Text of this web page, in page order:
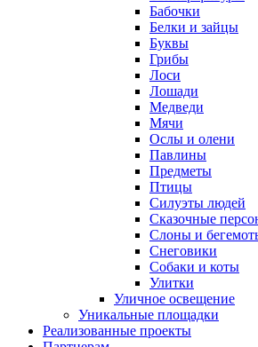
Бабочки
Белки и зайцы
Буквы
Грибы
Лоси
Лошади
Медведи
Мячи
Ослы и олени
Павлины
Предметы
Птицы
Силуэты людей
Сказочные
Слоны и
Снеговики
Собаки и коты
Улитки
Уличное освещение
Уникальные площадки
Реализованные проекты